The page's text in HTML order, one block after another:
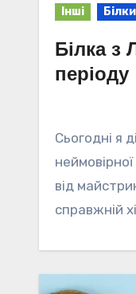
Інші Білки
Білка з
періоду
Сьогодні я ділюся з вами перекладом
від
справжній